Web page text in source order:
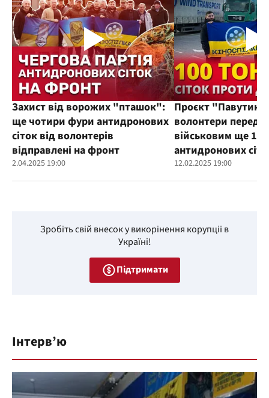
Захист від ворожих "пташок":
ще чотири фури антидронових
сіток від волонтерів
відправлені на фронт
2.04.2025 19:00
Проєкт
волонтери
військовим ще
антидронових
12.02.2025 19:00
Зробіть свій внесок у викорінення корупції в
Україні!
Підтримати
Інтерв’ю